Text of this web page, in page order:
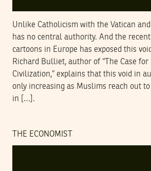
Unlike Catholicism with the Vatican
has no central authority. And the
cartoons in Europe has exposed this
Richard Bulliet, author of “The Case
Civilization,” explains that this void in
only increasing as Muslims reach out
in […].
THE ECONOMIST